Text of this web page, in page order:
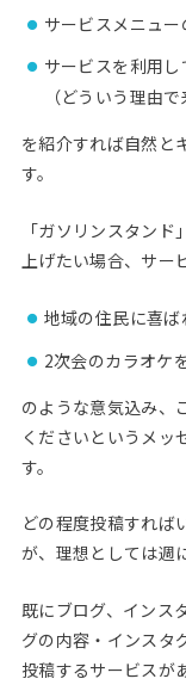
サービスメニュー
サービスを利用
（どういう理由
を紹介すれば自然と
す。
「ガソリンスタン
上げたい場合、サー
地域の住民に喜
2次会のカラオケ
のような意気込み、
くださいというメッ
す。
どの程度投稿すれば
が、理想としては週
既にブログ、インス
グの内容・インスタ
投稿するサービスが